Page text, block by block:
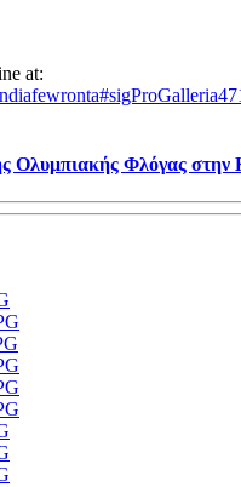
at:
Ολυμπιακής Φλόγας στην